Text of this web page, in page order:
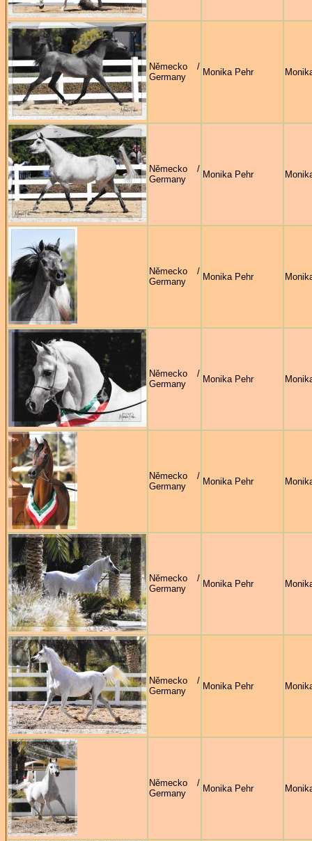
Německo /
Germany
Monika Pehr
Německo /
Germany
Monika Pehr
Německo /
Germany
Monika Pehr
Německo /
Germany
Monika Pehr
Německo /
Germany
Monika Pehr
Německo /
Germany
Monika Pehr
Německo /
Germany
Monika Pehr
Německo /
Germany
Monika Pehr